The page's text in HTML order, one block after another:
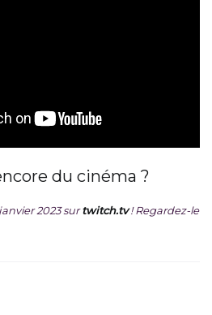
du cinéma ?
2023 surtwitch.tv ! Regardez-le